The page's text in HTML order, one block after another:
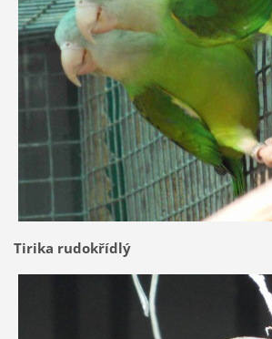
Tirika rudokřídlý